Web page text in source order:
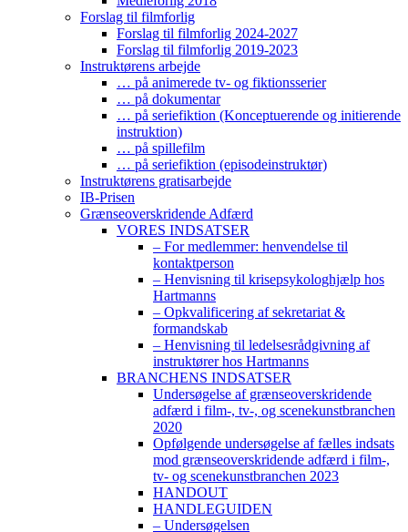
Forslag til filmforlig
Forslag til filmforlig 2024-2027
Forslag til filmforlig 2019-2023
Instruktørens arbejde
… på animerede tv- og fiktionsserier
… på dokumentar
… på seriefiktion (Konceptuerende og initierende
instruktion)
… på spillefilm
… på seriefiktion (episodeinstruktør)
Instruktørens gratisarbejde
IB-Prisen
Grænseoverskridende Adfærd
VORES INDSATSER
– For medlemmer: henvendelse til
kontaktperson
– Henvisning til krisepsykologhjælp hos
Hartmanns
– Opkvalificering af sekretariat &
formandskab
– Henvisning til ledelsesrådgivning af
instruktører hos Hartmanns
BRANCHENS INDSATSER
Undersøgelse af grænseoverskridende
adfærd i film-, tv-, og scenekunstbranchen
2020
Opfølgende undersøgelse af fælles indsats
mod grænseoverskridende adfærd i film-,
tv- og scenekunstbranchen 2023
HANDOUT
HANDLEGUIDEN
– Undersøgelsen